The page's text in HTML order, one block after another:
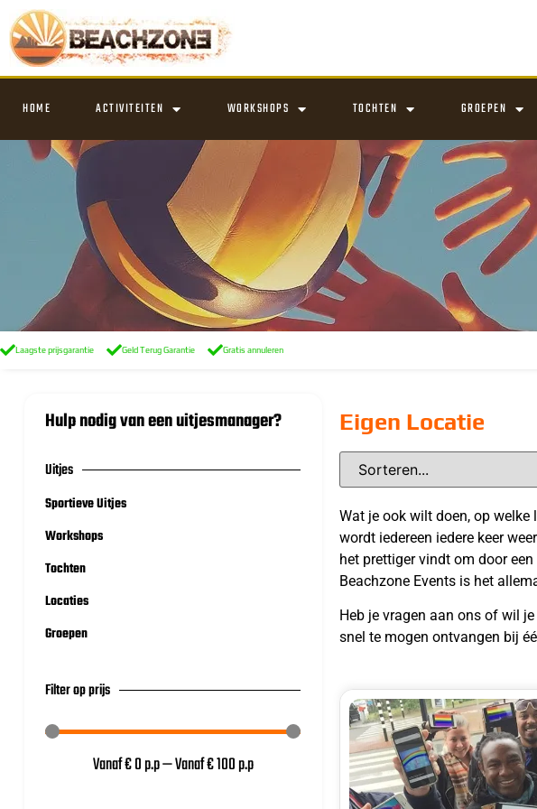
HOME ACTIVITEITEN WORKSHOPS TOCHTEN GROEPEN
Laagste prijsgarantie Geld Terug Garantie Gratis annuleren
Hulp nodig van een uitjesmanager?
Uitjes
Sportieve Uitjes
Workshops
Tochten
Locaties
Groepen
Filter op prijs
Vanaf €0p.p—Vanaf €100p.p
Eigen Locatie
Wat je ook wilt doen, op welke
wordt iedereen iedere keer
het prettiger vindt om door
Beachzone Events is het
Heb je vragen aan ons of wil
snel te mogen ontvangen bij